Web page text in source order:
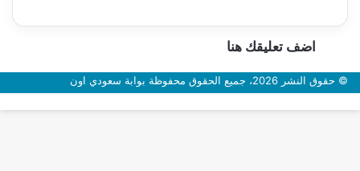
اضف تعليقك هنا
© حقوق النشر 2026، جميع الحقوق محفوظة بوابة سعودي اون